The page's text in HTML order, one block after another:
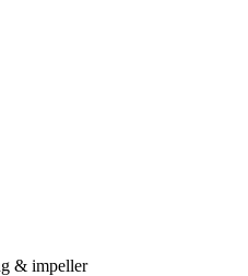
& impeller